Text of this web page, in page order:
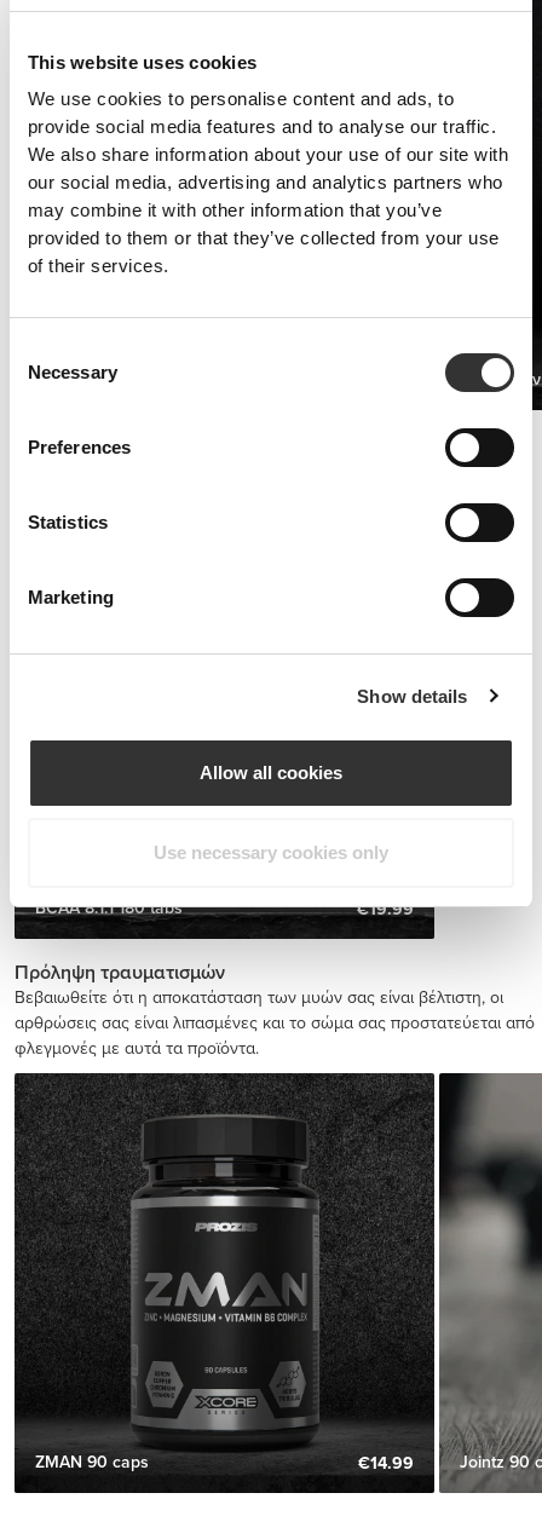
This website uses cookies
We use cookies to personalise content and ads, to
provide social media features and to analyse our traffic.
We also share information about your use of our site with
our social media, advertising and analytics partners who
may combine it with other information that you’ve
provided to them or that they’ve collected from your use
of their services.
Selection
Necessary
Preferences
Statistics
Marketing
Show details
Allow all cookies
Use necessary cookies only
PRO•CGT 400 g Βήτα
Βελτιωμένη Αντοχή
Τα συμπληρώματα πρωτεΐνης ορού γάλακτος και αμινοξέων είναι το
BCAA 8:1:1 180 tabs €19.99
Πρόληψη τραυματισμών
Βεβαιωθείτε ότι η αποκατάσταση των μυών σας είναι βέλτιστη, οι
αρθρώσεις σας είναι λιπασμένες και το σώμα σας προστατεύεται από
φλεγμονές με αυτά τα προϊόντα.
ZMAN 90 caps €14.99 Jointz 90